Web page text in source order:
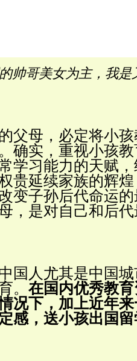
帅哥美女为主，我
父母，必定将小
确实，重视小孩
学习能力的天赋
贵延续家族的辉
变子孙后代命运
，是对自己和后
国人尤其是中国
。 在国内优秀教
况下，加上近年
感，送小孩出国